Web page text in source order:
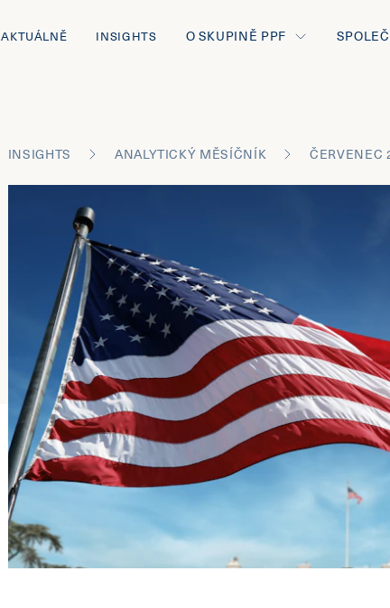
AKTUÁLNĚ INSIGHTS O SKUPINĚ PPF
INSIGHTS ANALYTICKÝ MĚSÍČNÍK